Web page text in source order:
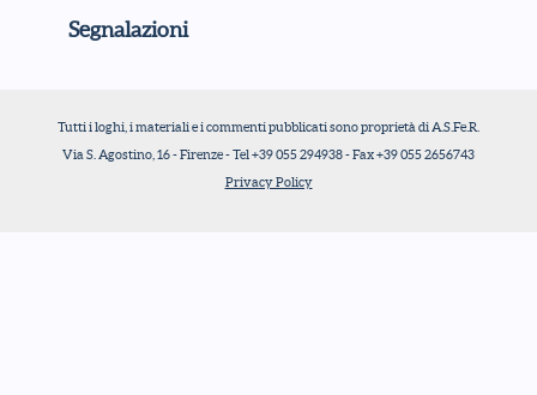
Segnalazioni
Tutti i loghi, i materiali e i commenti pubblicati sono proprietà di A.S.Fe.R.
Via S. Agostino, 16 - Firenze - Tel +39 055 294938 - Fax +39 055 2656743
Privacy Policy